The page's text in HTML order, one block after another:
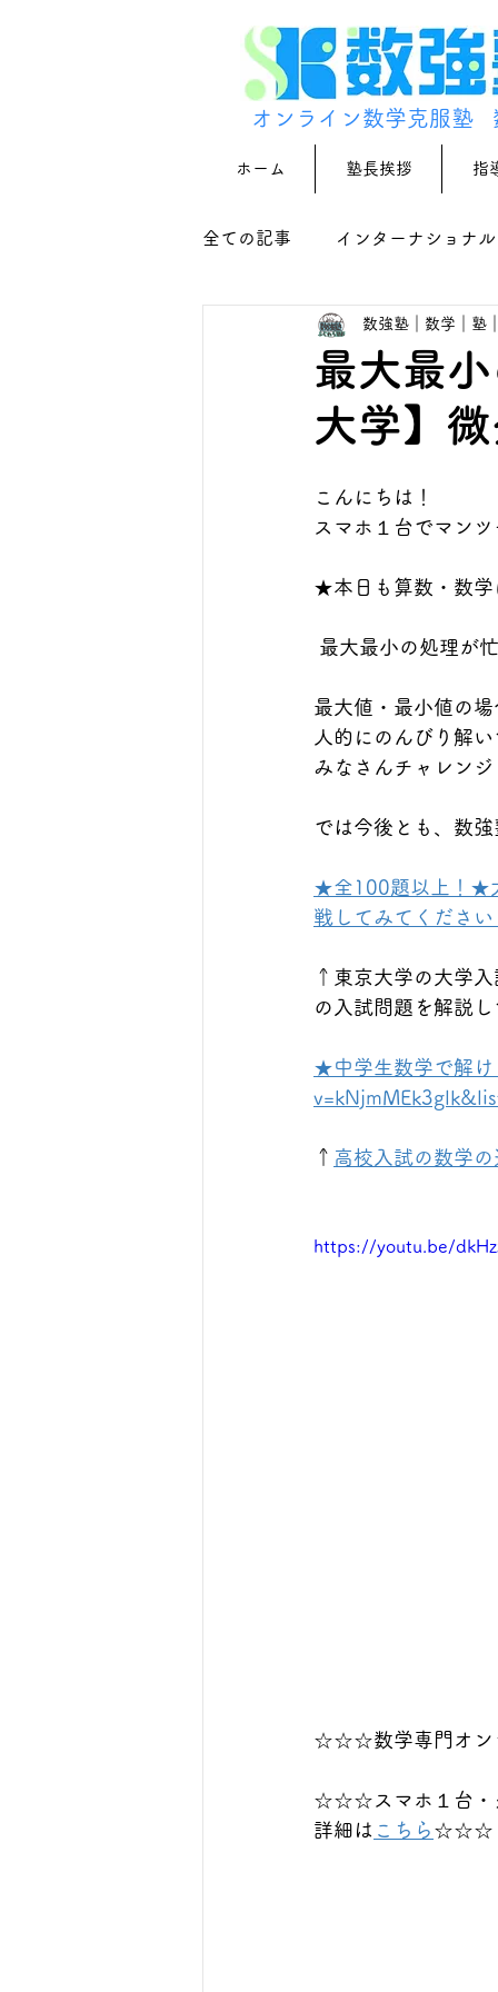
オンライン数学克服塾
ホーム 塾長挨拶 指
全ての記事 インターナショナ
最大最
大学】
数強塾｜数学｜塾
こんにちは！
スマホ１台でマン
★本日も算数・数学
最大最小の処理が
最大値・最小値の
人的にのんびり解
みなさんチャレン
では今後とも、数
★全100題以上！★
戦してみてくださ
↑東京大学の大学
の入試問題を解説
★中学生数学で解
↑ 高校入試の数学
https://youtu.be/
☆☆☆数学専門オン
☆☆☆スマホ１台・
詳細は こちら ☆☆☆